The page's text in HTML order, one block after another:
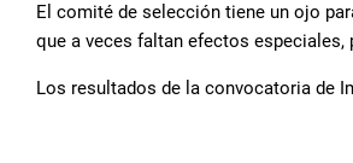
El comité de selección tiene un ojo
que a veces faltan efectos especiales,
Los resultados de la convocatoria de